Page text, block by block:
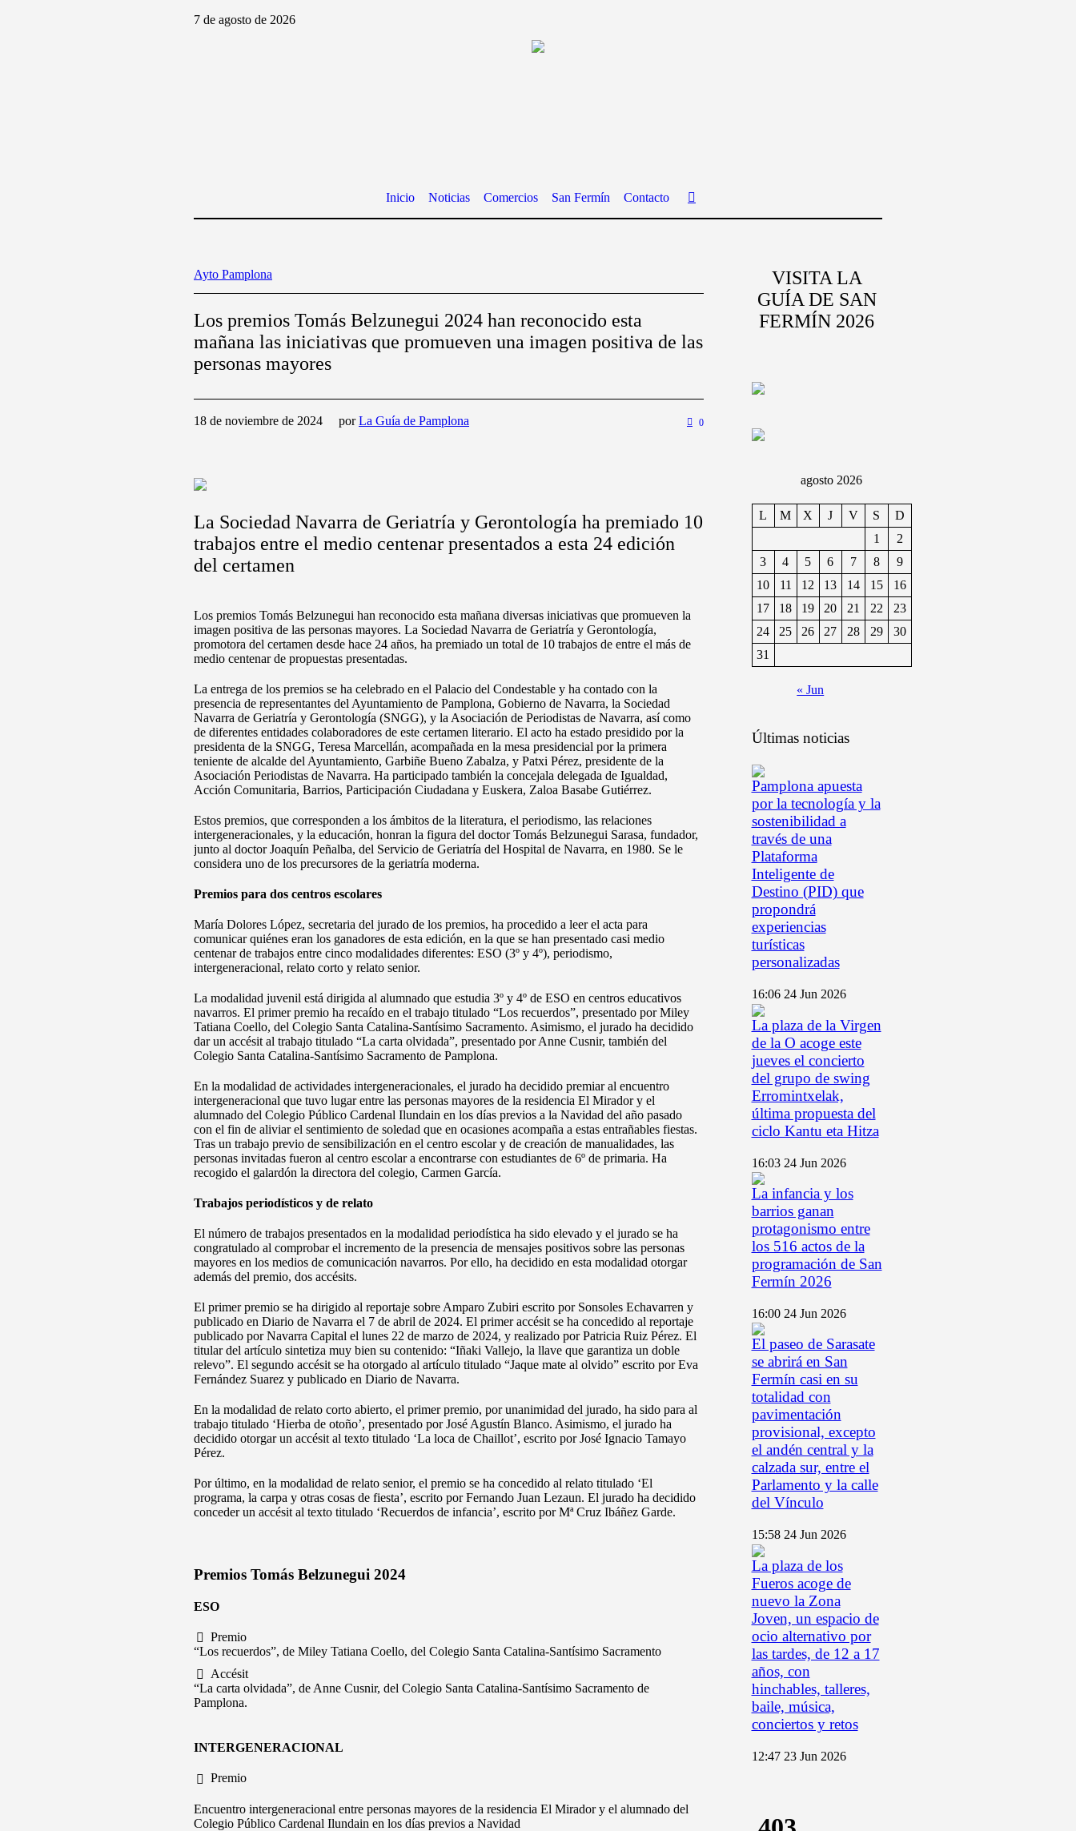
7 de agosto de 2026
Inicio Noticias Comercios San Fermín Contacto
Ayto Pamplona
Los premios Tomás Belzunegui 2024 han reconocido esta
mañana las iniciativas que promueven una imagen positiva de las
personas mayores
18 de noviembre de 2024 porLa Guía de Pamplona 0
La Sociedad Navarra de Geriatría y Gerontología ha premiado 10
trabajos entre el medio centenar presentados a esta 24 edición
del certamen
Los premios Tomás Belzunegui han reconocido esta mañana diversas iniciativas que promueven la
imagen positiva de las personas mayores. La Sociedad Navarra de Geriatría y Gerontología,
promotora del certamen desde hace 24 años, ha premiado un total de 10 trabajos de entre el más de
medio centenar de propuestas presentadas.
La entrega de los premios se ha celebrado en el Palacio del Condestable y ha contado con la
presencia de representantes del Ayuntamiento de Pamplona, Gobierno de Navarra, la Sociedad
Navarra de Geriatría y Gerontología (SNGG), y la Asociación de Periodistas de Navarra, así como
de diferentes entidades colaboradores de este certamen literario. El acto ha estado presidido por la
presidenta de la SNGG, Teresa Marcellán, acompañada en la mesa presidencial por la primera
teniente de alcalde del Ayuntamiento, Garbiñe Bueno Zabalza, y Patxi Pérez, presidente de la
Asociación Periodistas de Navarra. Ha participado también la concejala delegada de Igualdad,
Acción Comunitaria, Barrios, Participación Ciudadana y Euskera, Zaloa Basabe Gutiérrez.
Estos premios, que corresponden a los ámbitos de la literatura, el periodismo, las relaciones
intergeneracionales, y la educación, honran la figura del doctor Tomás Belzunegui Sarasa, fundador,
junto al doctor Joaquín Peñalba, del Servicio de Geriatría del Hospital de Navarra, en 1980. Se le
considera uno de los precursores de la geriatría moderna.
Premios para dos centros escolares
María Dolores López, secretaria del jurado de los premios, ha procedido a leer el acta para
comunicar quiénes eran los ganadores de esta edición, en la que se han presentado casi medio
centenar de trabajos entre cinco modalidades diferentes: ESO (3º y 4º), periodismo,
intergeneracional, relato corto y relato senior.
La modalidad juvenil está dirigida al alumnado que estudia 3º y 4º de ESO en centros educativos
navarros. El primer premio ha recaído en el trabajo titulado “Los recuerdos”, presentado por Miley
Tatiana Coello, del Colegio Santa Catalina-Santísimo Sacramento. Asimismo, el jurado ha decidido
dar un accésit al trabajo titulado “La carta olvidada”, presentado por Anne Cusnir, también del
Colegio Santa Catalina-Santísimo Sacramento de Pamplona.
En la modalidad de actividades intergeneracionales, el jurado ha decidido premiar al encuentro
intergeneracional que tuvo lugar entre las personas mayores de la residencia El Mirador y el
alumnado del Colegio Público Cardenal Ilundain en los días previos a la Navidad del año pasado
con el fin de aliviar el sentimiento de soledad que en ocasiones acompaña a estas entrañables fiestas.
Tras un trabajo previo de sensibilización en el centro escolar y de creación de manualidades, las
personas invitadas fueron al centro escolar a encontrarse con estudiantes de 6º de primaria. Ha
recogido el galardón la directora del colegio, Carmen García.
Trabajos periodísticos y de relato
El número de trabajos presentados en la modalidad periodística ha sido elevado y el jurado se ha
congratulado al comprobar el incremento de la presencia de mensajes positivos sobre las personas
mayores en los medios de comunicación navarros. Por ello, ha decidido en esta modalidad otorgar
además del premio, dos accésits.
El primer premio se ha dirigido al reportaje sobre Amparo Zubiri escrito por Sonsoles Echavarren y
publicado en Diario de Navarra el 7 de abril de 2024. El primer accésit se ha concedido al reportaje
publicado por Navarra Capital el lunes 22 de marzo de 2024, y realizado por Patricia Ruiz Pérez. El
titular del artículo sintetiza muy bien su contenido: “Iñaki Vallejo, la llave que garantiza un doble
relevo”. El segundo accésit se ha otorgado al artículo titulado “Jaque mate al olvido” escrito por Eva
Fernández Suarez y publicado en Diario de Navarra.
En la modalidad de relato corto abierto, el primer premio, por unanimidad del jurado, ha sido para al
trabajo titulado ‘Hierba de otoño’, presentado por José Agustín Blanco. Asimismo, el jurado ha
decidido otorgar un accésit al texto titulado ‘La loca de Chaillot’, escrito por José Ignacio Tamayo
Pérez.
Por último, en la modalidad de relato senior, el premio se ha concedido al relato titulado ‘El
programa, la carpa y otras cosas de fiesta’, escrito por Fernando Juan Lezaun. El jurado ha decidido
conceder un accésit al texto titulado ‘Recuerdos de infancia’, escrito por Mª Cruz Ibáñez Garde.
Premios Tomás Belzunegui 2024
ESO
Premio
“Los recuerdos”, de Miley Tatiana Coello, del Colegio Santa Catalina-Santísimo Sacramento
Accésit
“La carta olvidada”, de Anne Cusnir, del Colegio Santa Catalina-Santísimo Sacramento de
Pamplona.
INTERGENERACIONAL
Premio
Encuentro intergeneracional entre personas mayores de la residencia El Mirador y el alumnado del
Colegio Público Cardenal Ilundain en los días previos a Navidad
VISITA LA
GUÍA DE SAN
FERMÍN 2026
agosto 2026
L M X J V S
D
1
2
3
4 5 6 7 8
9
10
11 12 13 14 15
16
17
18 19 20 21 22
23
24
25 26 27 28 29
30
31
« Jun
Últimas noticias
Pamplona apuesta
por la tecnología y la
sostenibilidad a
través de una
Plataforma
Inteligente de
Destino (PID) que
propondrá
experiencias
turísticas
personalizadas
16:06 24 Jun 2026
La plaza de la Virgen
de la O acoge este
jueves el concierto
del grupo de swing
Erromintxelak,
última propuesta del
ciclo Kantu eta Hitza
16:03 24 Jun 2026
La infancia y los
barrios ganan
protagonismo entre
los 516 actos de la
programación de San
Fermín 2026
16:00 24 Jun 2026
El paseo de Sarasate
se abrirá en San
Fermín casi en su
totalidad con
pavimentación
provisional, excepto
el andén central y la
calzada sur, entre el
Parlamento y la calle
del Vínculo
15:58 24 Jun 2026
La plaza de los
Fueros acoge de
nuevo la Zona
Joven, un espacio de
ocio alternativo por
las tardes, de 12 a 17
años, con
hinchables, talleres,
baile, música,
conciertos y retos
12:47 23 Jun 2026